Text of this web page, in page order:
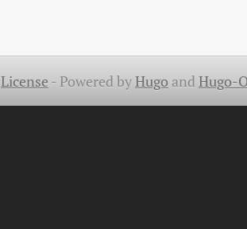
License -Powered byHugoandHugo-